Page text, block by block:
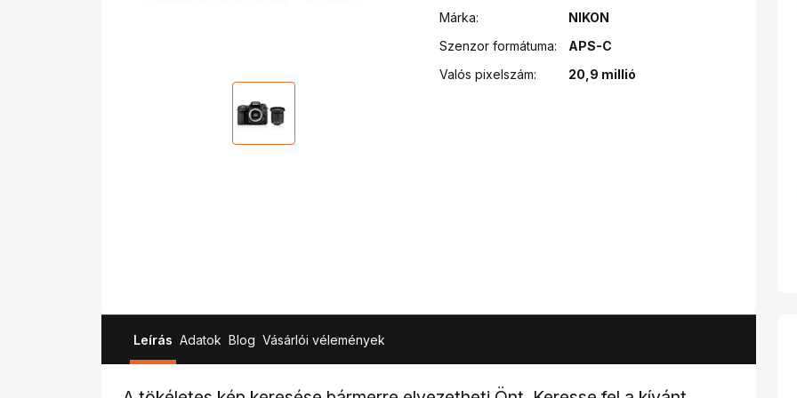
Márka:
NIKON
Szenzor formátuma:
APS-C
Valós pixelszám:
20,9 millió
Leírás Adatok Blog Vásárlói vélemények